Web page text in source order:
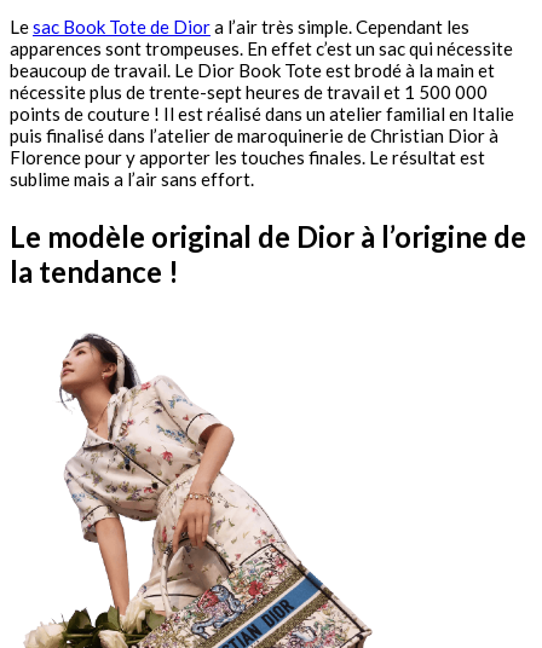
Lesac Book Tote de Diora l’air très simple. Cependant les
apparences sont trompeuses. En effet c’est un sac qui nécessite
beaucoup de travail. Le Dior Book Tote est brodé à la main et
nécessite plus de trente-sept heures de travail et 1 500 000
points de couture ! Il est réalisé dans un atelier familial en Italie
puis finalisé dans l’atelier de maroquinerie de Christian Dior à
Florence pour y apporter les touches finales. Le résultat est
sublime mais a l’air sans effort.
Le modèle original de Dior à l’origine de
la tendance !